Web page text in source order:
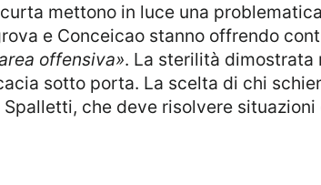
mettono in luce una
e Conceicao stanno offrendo
offensiva». La sterilità dimostrata
sotto porta. La scelta di chi
che deve risolvere